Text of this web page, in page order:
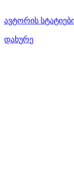
ავტორის
დახურე